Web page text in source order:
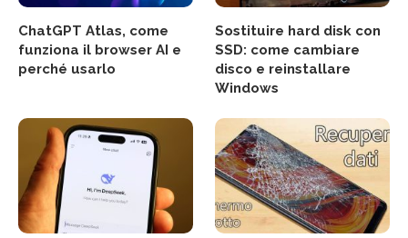
ChatGPT Atlas, come
funziona il browser AI e
perché usarlo
Sostituire hard disk con
SSD: come cambiare
disco e reinstallare
Windows